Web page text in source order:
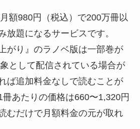
額980円（税込）で200万冊以
放題になるサービスです。
がり』のラノベ版は一部巻が
として配信されている場合が
ば追加料金なしで読むことが
あたりの価格は660〜1,320円
むだけで月額料金の元が取れ